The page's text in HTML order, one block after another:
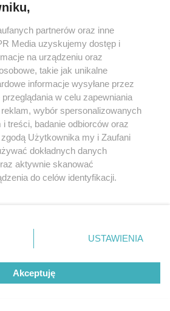
w serwisie nie może być powielany i
rozpowszechniany w jakikolwiek sposób
lub mechaniczny) na jakimkolwiek polu
formie, włącznie z umieszczaniem w
właściciela praw. Jakiekolwiek użycie
w całości lub w części z naruszeniem
zgody, jest zabronione pod groźbą kary i
O nas
partnerów oraz inne
Media uzyskujemy dostęp i
na urządzeniu oraz
takie jak unikalne
informacje wysyłane przez
w celu zapewniania
wybór spersonalizowanych
treści, badanie odbiorców oraz
zgodą Użytkownika my i Zaufani
dokładnych danych
aktywnie skanować
do celów identyfikacji.
przycisk ustawień prywatności
dolnym rogu strony
danych nie wymagają zgody
prawo sprzeciwić się takiemu
będą miały zastosowanie tylko
USTAWIENIA
Akceptuję